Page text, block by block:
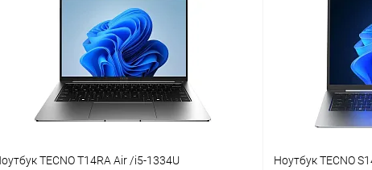
TECNO T14RA Air /i5-1334U
Ноутбук TECNO